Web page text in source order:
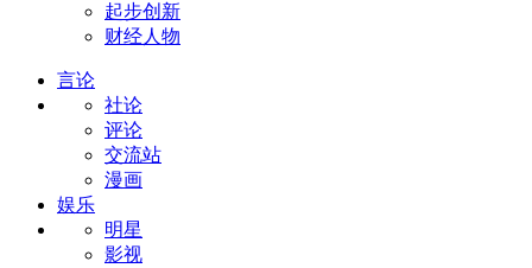
起步创新
财经人物
言论
社论
评论
交流站
漫画
娱乐
明星
影视